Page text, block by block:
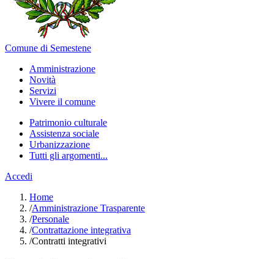
Comune di Semestene
Amministrazione
Novità
Servizi
Vivere il comune
Patrimonio culturale
Assistenza sociale
Urbanizzazione
Tutti gli argomenti...
Accedi
Home
/Amministrazione Trasparente
/Personale
/Contrattazione integrativa
/Contratti integrativi